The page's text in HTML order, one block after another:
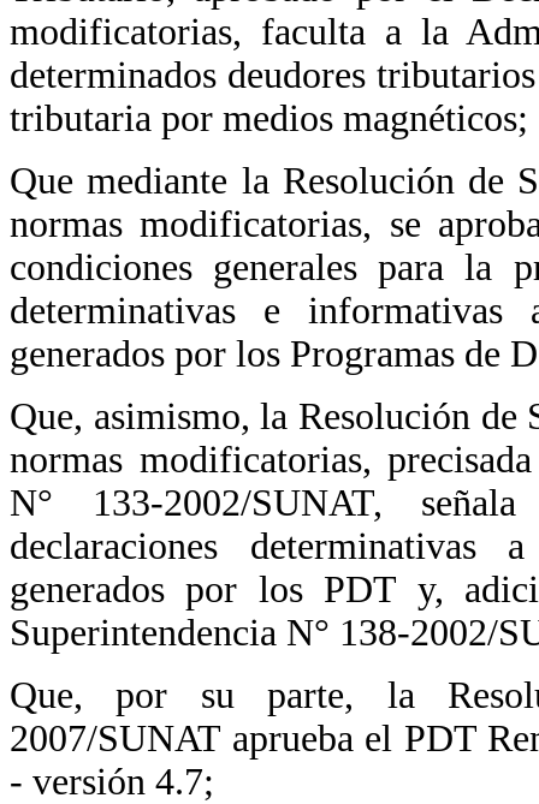
modificatorias, faculta a la
determinados deudores
tributaria por medios magnéticos;
Que mediante la Resolución de
normas modificatorias, se
condiciones generales para la
determinativas e
generados por los Programas de
Que, asimismo, la Resolución
normas modificatorias,
N° 133-2002/SUNAT,
declaraciones
generados por los PDT y,
Superintendencia N° 138-2002/
Que, por su parte, la
2007/SUNAT aprueba el PDT
- versión 4.7;